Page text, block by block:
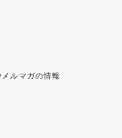
ルマガの情報